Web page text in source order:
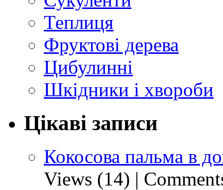
Теплиця
Фруктові дерева
Цибулинні
Шкідники і хвороби
Цікаві записи
Кокосова пальма в
Views (14) |